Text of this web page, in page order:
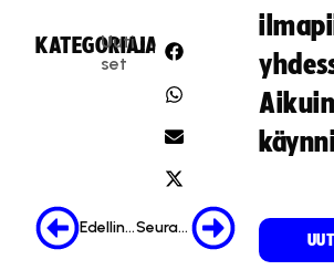
KATEGORIA:
Uuti
set
JAA:
Edellinen Seuraava